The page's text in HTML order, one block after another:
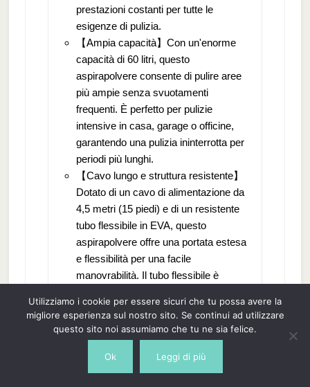
prestazioni costanti per tutte le
esigenze di pulizia.
【Ampia capacità】Con un'enorme
capacità di 60 litri, questo
aspirapolvere consente di pulire aree
più ampie senza svuotamenti
frequenti. È perfetto per pulizie
intensive in casa, garage o officine,
garantendo una pulizia ininterrotta per
periodi più lunghi.
【Cavo lungo e struttura resistente】
Dotato di un cavo di alimentazione da
4,5 metri (15 piedi) e di un resistente
tubo flessibile in EVA, questo
aspirapolvere offre una portata estesa
e flessibilità per una facile
manovrabilità. Il tubo flessibile è
all'invecchiamento e all'alta pressione,
garantendo un'affidabilità duratura.
【Impermeabile e a risparmio
energetico】 Progettato pensando alla
sicurezza, questo aspirapolvere è
Utilizziamo i cookie per essere sicuri che tu possa avere la
migliore esperienza sul nostro sito. Se continui ad utilizzare
questo sito noi assumiamo che tu ne sia felice.
Ok Leggi di più